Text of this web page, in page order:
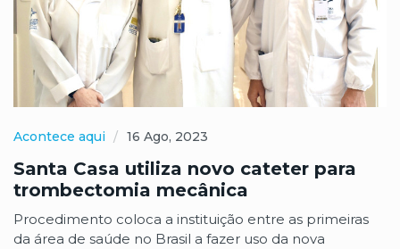
Acontece aqui 16 Ago, 2023
Santa Casa utiliza novo cateter para
trombectomia mecânica
Procedimento coloca a instituição entre as primeiras
da área de saúde no Brasil a fazer uso da nova